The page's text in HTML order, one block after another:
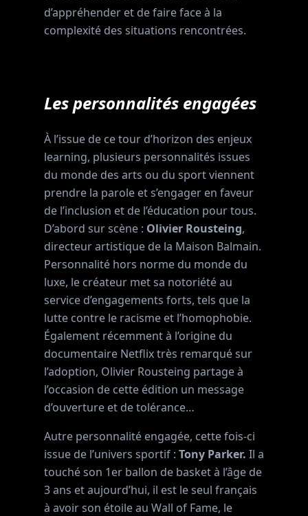
d’appréhender et de faire face à la
complexité des situations rencontrées.
Les personnalités engagées
À l’issue de ce tour d’horizon des enjeux
learning, plusieurs personnalités issues
du monde des arts ou du sport viennent
prendre la parole et s’engager en faveur
de l’inclusion et de l’éducation pour tous.
D’abord sur scène : Olivier Rousteing,
directeur artistique de la Maison Balmain.
Personnalité hors norme du monde du
luxe, le créateur met sa notoriété au
service d’engagements forts, tels que la
lutte contre le racisme et l’homophobie.
Également récemment à l’origine du
documentaire Netflix très remarqué sur
l’adoption, Olivier Rousteing partage à
l’occasion de cette édition un message
d’ouverture et de tolérance…
Autre personnalité engagée, cette fois-ci
issue de l’univers sportif : Tony Parker. Il a
touché son 1er ballon de basket à l’âge de
3 ans et aujourd’hui, il est le seul français
à avoir son étoile au Wall of Fame, le